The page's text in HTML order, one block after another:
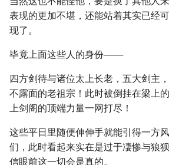
表现的更加不堪，还能站着其实已经
现了。
毕竟上面这些人的身份───
四方剑待与诸位太上长老，五大剑主
不露面的老祖宗！此时被倒挂在梁上
上剑阁的顶端力量一网打尽！
这些平日里随便伸伸手就能引得一方
们，此时看起来实在是过于凄惨与狼
信眼前这一切会是真的。